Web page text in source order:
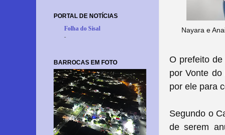
Nayara e
O prefeito
por Vonte
por ele para
Segundo o
de serem
PORTAL DE NOTÍCIAS
Folha do Sisal
-
BARROCAS EM FOTO